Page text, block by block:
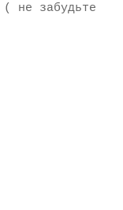
( не забудьте